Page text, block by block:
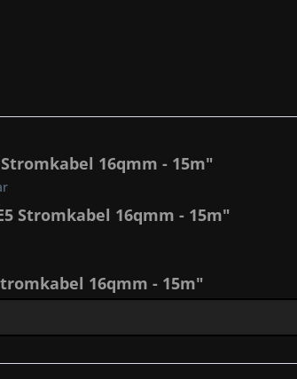
16qmm - 15m"
Stromkabel 16qmm - 15m"
16qmm - 15m"